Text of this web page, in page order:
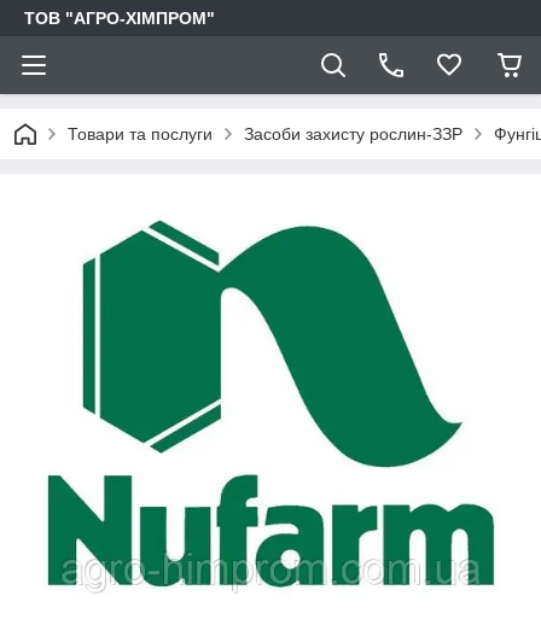
ТОВ "АГРО-ХІМПРОМ"
Товари та послуги Засоби захисту рослин-ЗЗР